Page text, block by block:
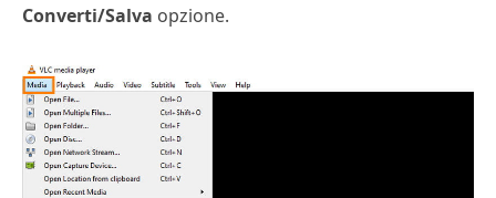
Converti/Salva opzione.